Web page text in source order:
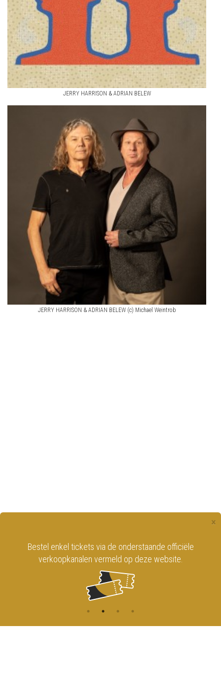
JERRY HARRISON & ADRIAN BELEW
JERRY HARRISON & ADRIAN BELEW (c) Michael Weintrob
×
Bestel enkel tickets via de onderstaande officiële
verkoopkanalen vermeld op deze website.